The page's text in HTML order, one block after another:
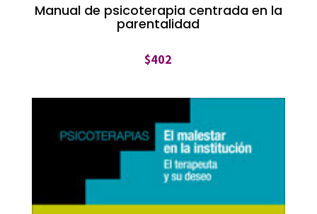
Manual de psicoterapia centrada en la
parentalidad
$402